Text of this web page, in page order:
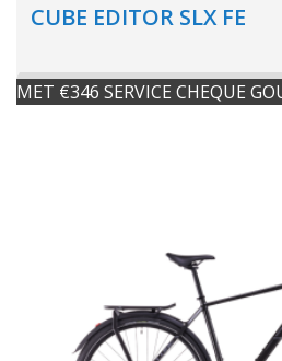
CUBE EDITOR SLX FE
MET €346 SERVICE CHEQUE